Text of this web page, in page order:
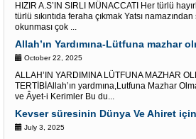
HIZIR A.S’IN SIRLI MÜNACCATI Her türlü
türlü sıkıntıda feraha çıkmak Yatsı
okunması çok ...
Allah’ın Yardımına-Lütfuna mazhar
October 22, 2025
ALLAH’IN YARDIMINA LÜTFUNA MAZHAR
TERTİBİAllah’ın yardmına,Lutfuna Mazhar
ve Âyet-i Kerimler Bu du...
Kevser süresinin Dünya Ve Ahiret
July 3, 2025